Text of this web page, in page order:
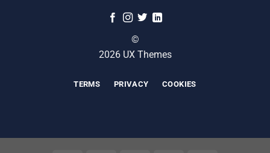
©
2026 UX Themes
TERMS PRIVACY COOKIES